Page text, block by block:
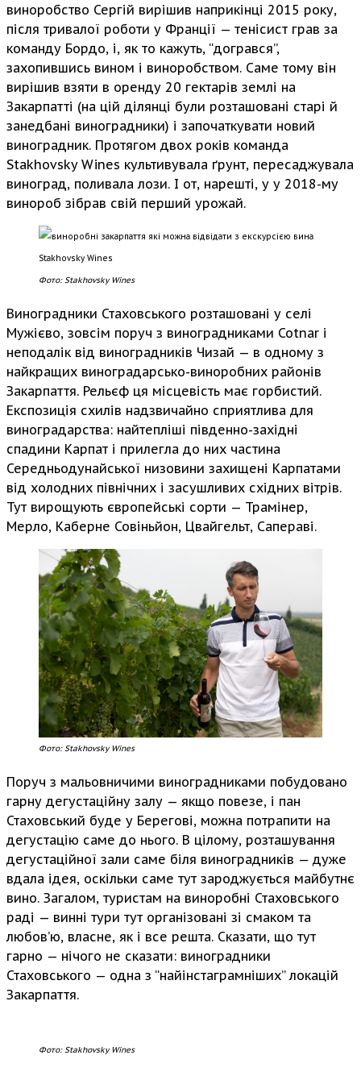
виноробство Сергій вирішив наприкінці 2015 року,
після тривалої роботи у Франції — тенісист грав за
команду Бордо, і, як то кажуть, “догрався”,
захопившись вином і виноробством. Саме тому він
вирішив взяти в оренду 20 гектарів землі на
Закарпатті (на цій ділянці були розташовані старі й
занедбані виноградники) і започаткувати новий
виноградник. Протягом двох років команда
Stakhovsky Wines культивувала ґрунт, пересаджувала
виноград, поливала лози. І от, нарешті, у у 2018-му
винороб зібрав свій перший урожай.
Фото: Stakhovsky Wines
Виноградники Стаховського розташовані у селі
Мужієво, зовсім поруч з виноградниками Cotnar і
неподалік від виноградників Чизай — в одному з
найкращих виноградарсько-виноробних районів
Закарпаття. Рельєф ця місцевість має горбистий.
Експозиція схилів надзвичайно сприятлива для
виноградарства: найтепліші південно-західні
спадини Карпат і прилегла до них частина
Середньодунайської низовини захищені Карпатами
від холодних північних і засушливих східних вітрів.
Тут вирощують європейські сорти — Трамінер,
Мерло, Каберне Совіньйон, Цвайгельт, Сапераві.
Фото: Stakhovsky Wines
Поруч з мальовничими виноградниками побудовано
гарну дегустаційну залу — якщо повезе, і пан
Стаховський буде у Берегові, можна потрапити на
дегустацію саме до нього. В цілому, розташування
дегустаційної зали саме біля виноградників — дуже
вдала ідея, оскільки саме тут зароджується майбутнє
вино. Загалом, туристам на виноробні Стаховського
раді — винні тури тут організовані зі смаком та
любов’ю, власне, як і все решта. Сказати, що тут
гарно — нічого не сказати: виноградники
Стаховського — одна з “найінстаграмніших” локацій
Закарпаття.
Фото: Stakhovsky Wines